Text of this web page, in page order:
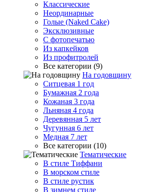
Классические
Неординарные
Голые (Naked Cake)
Эксклюзивные
С фотопечатью
Из капкейков
Из профитролей
Все категории (9)
На годовщину
Ситцевая 1 год
Бумажная 2 года
Кожаная 3 года
Льняная 4 года
Деревянная 5 лет
Чугунная 6 лет
Медная 7 лет
Все категории (10)
Тематические
В стиле Тиффани
В морском стиле
В стиле рустик
В зимнем стиле